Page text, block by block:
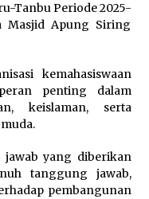
Barang Bukti
Tanbu Periode 2025-
Masjid Apung Siring
kemahasiswaan
penting dalam
keislaman, serta
jawab yang diberikan
tanggung jawab,
pembangunan